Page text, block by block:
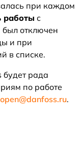
при каждом
работы с
был отключен
и при
в списке.
будет рада
по работе
open@danfoss.ru.